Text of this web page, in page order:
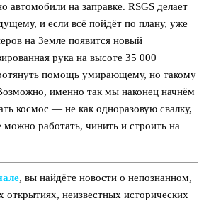
автомобили на заправке. RSGS делает
и если всё пойдёт по плану, уже
на Земле появится новый
рука на высоте 35 000
помощь умирающему, но такому
именно так мы наконец начнём
космос — не как одноразовую свалку,
можно работать, чинить и строить на
, вы найдёте новости о непознанном,
неизвестных исторических